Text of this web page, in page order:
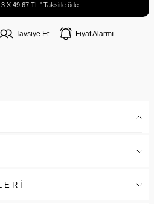
X 49,67 TL ' Taksitle öde.
Tavsiye Et Fiyat Alarmı